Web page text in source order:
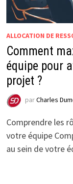
ALLOCATION DE
Comment
équipe pour
projet ?
parCharles
Comprendre les
votre équipe
au sein de votre